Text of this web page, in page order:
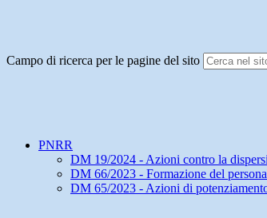
Campo di ricerca per le pagine del sito
PNRR
DM 19/2024 - Azioni contro la
DM 66/2023 - Formazione del
DM 65/2023 - Azioni di